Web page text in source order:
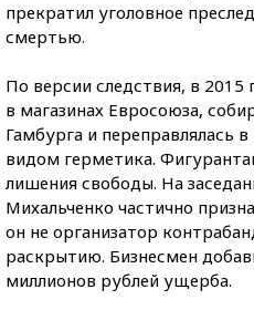
прекратил уголовное
смертью.
По версии следствия, в 2015
в магазинах Евросоюза,
Гамбурга и переправлялась
видом герметика.
лишения свободы. На
Михальченко частично
он не организатор
раскрытию. Бизнесмен
миллионов рублей ущерба.